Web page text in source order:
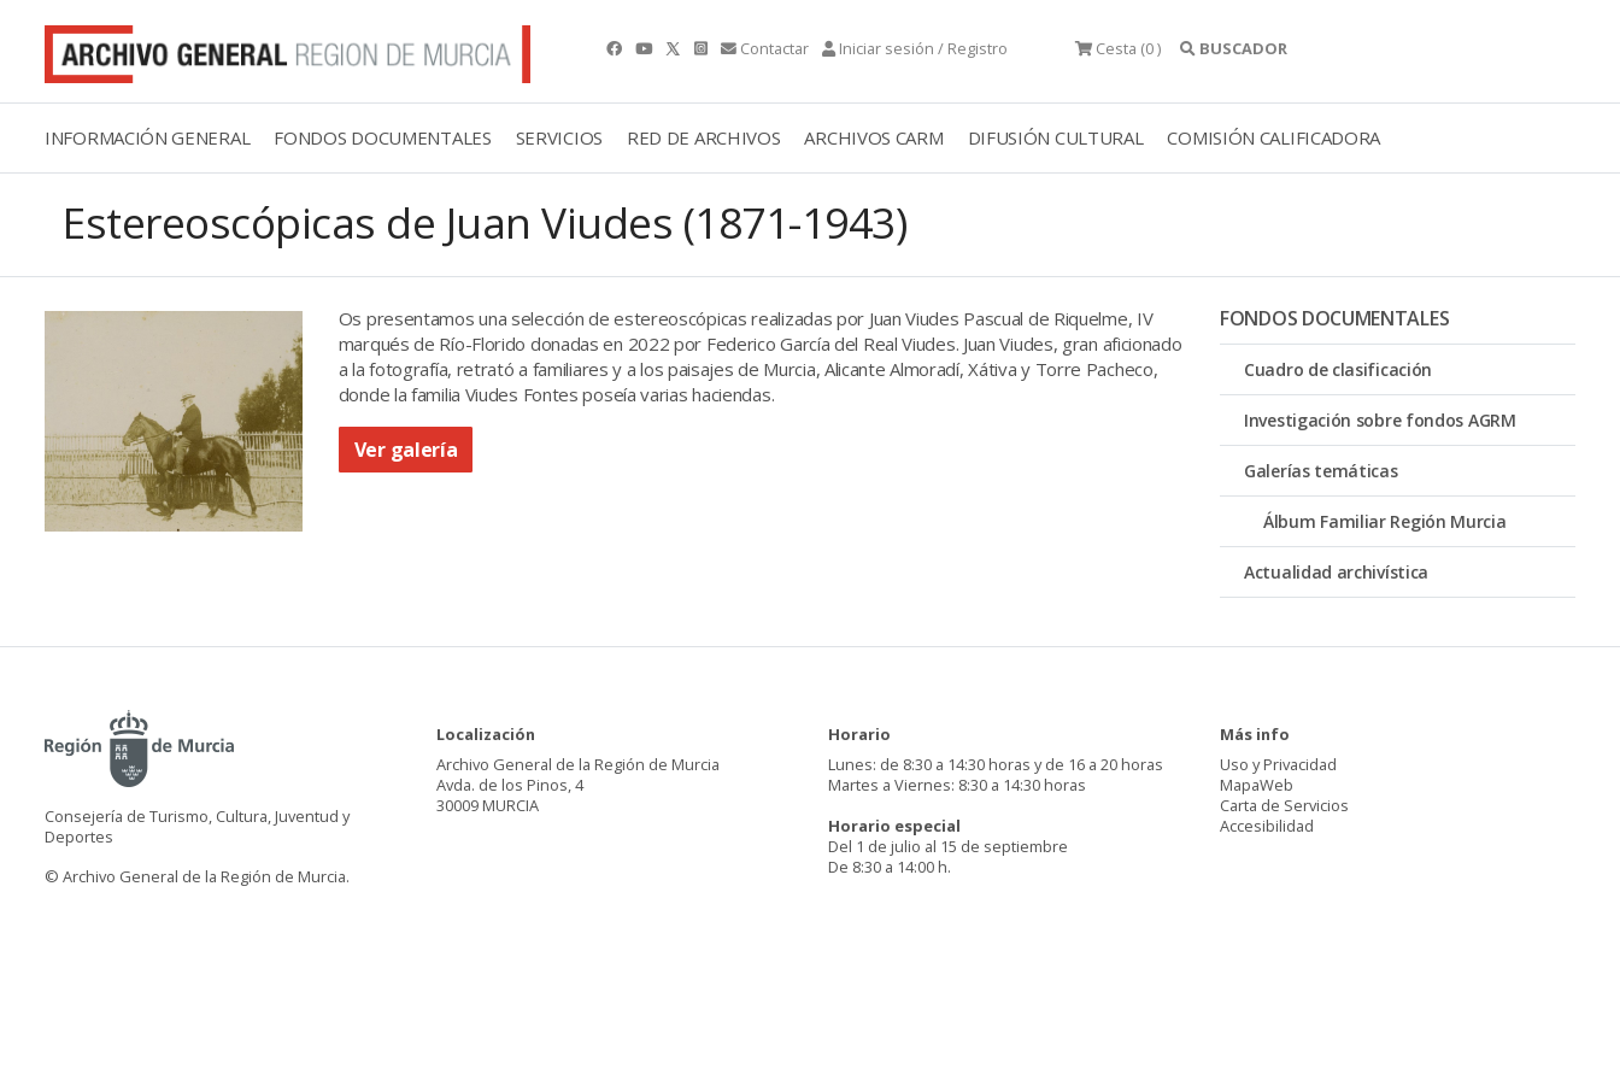
Contactar Iniciar sesión / Registro Cesta (0 ) BUSCADOR
INFORMACIÓN GENERAL FONDOS DOCUMENTALES SERVICIOS RED DE ARCHIVOS ARCHIVOS CARM DIFUSIÓN CULTURAL COMISIÓN CALIFICADORA
Estereoscópicas de Juan Viudes (1871-1943)
Os presentamos una selección de estereoscópicas realizadas por Juan Viudes Pascual de Riquelme, IV
marqués de Río-Florido donadas en 2022 por Federico García del Real Viudes. Juan Viudes, gran aficionado
a la fotografía, retrató a familiares y a los paisajes de Murcia, Alicante Almoradí, Xátiva y Torre Pacheco,
donde la familia Viudes Fontes poseía varias haciendas.
Ver galería
FONDOS DOCUMENTALES
Cuadro de clasificación
Investigación sobre fondos AGRM
Galerías temáticas
Álbum Familiar Región Murcia
Actualidad archivística
Consejería de Turismo, Cultura, Juventud y
Deportes
© Archivo General de la Región de Murcia.
Localización
Archivo General de la Región de Murcia
Avda. de los Pinos, 4
30009 MURCIA
Horario
Lunes: de 8:30 a 14:30 horas y de 16 a 20 horas
Martes a Viernes: 8:30 a 14:30 horas
Horario especial
Del 1 de julio al 15 de septiembre
De 8:30 a 14:00 h.
Más info
Uso y Privacidad
MapaWeb
Carta de Servicios
Accesibilidad